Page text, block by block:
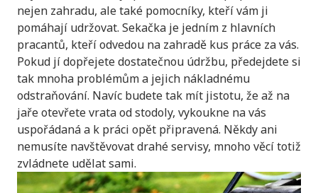
nejen zahradu, ale také pomocníky, kteří vám ji
pomáhají udržovat. Sekačka je jedním z hlavních
pracantů, kteří odvedou na zahradě kus práce za vás.
Pokud jí dopřejete dostatečnou údržbu, předejdete si
tak mnoha problémům a jejich nákladnému
odstraňování. Navíc budete tak mít jistotu, že až na
jaře otevřete vrata od stodoly, vykoukne na vás
uspořádaná a k práci opět připravená. Někdy ani
nemusíte navštěvovat drahé servisy, mnoho věcí totiž
zvládnete udělat sami.